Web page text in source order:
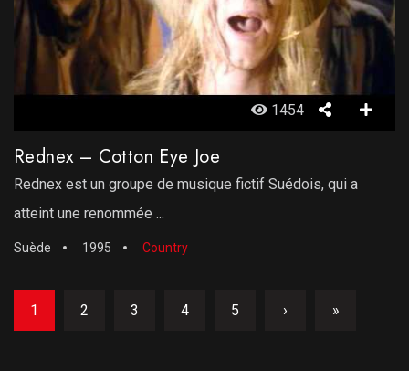
1454
Rednex – Cotton Eye Joe
Rednex est un groupe de musique fictif Suédois, qui a
atteint une renommée ...
Suède 1995 Country
1 2 3 4 5 › »